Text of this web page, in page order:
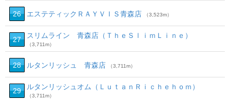
26 エステティックＲＡＹＶＩＳ青森店 （3,523m）
27 スリムライン 青森店（ＴｈｅＳｌｉｍＬｉｎｅ）
（3,711m）
28 ルタンリッシュ 青森店 （3,711m）
29 ルタンリッシュオム（ＬｕｔａｎＲｉｃｈｅｈｏｍ）
（3,711m）